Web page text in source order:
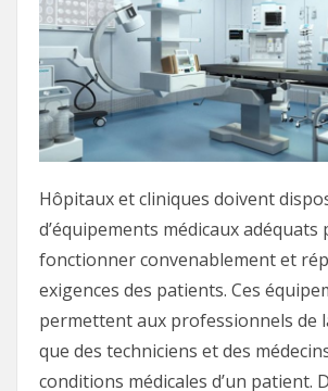
Hôpitaux et cliniques doivent
d’équipements médicaux
fonctionner convenablement et
exigences des patients. Ces
permettent aux professionnels de
que des techniciens et des
conditions médicales d’un patient.